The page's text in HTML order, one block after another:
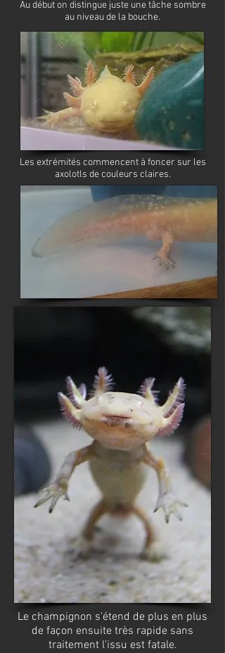
Au début on distingue juste une tâche sombre
au niveau de la bouche.
Les extrémités commencent à foncer sur les
axolotls de couleurs claires.
Le champignon s'étend de plus en plus
de façon ensuite très rapide sans
traitement l'issu est fatale.